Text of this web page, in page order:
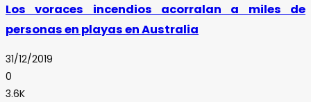
Los voraces incendios acorralan a miles de
personas en playas en Australia
31/12/2019
0
3.6K